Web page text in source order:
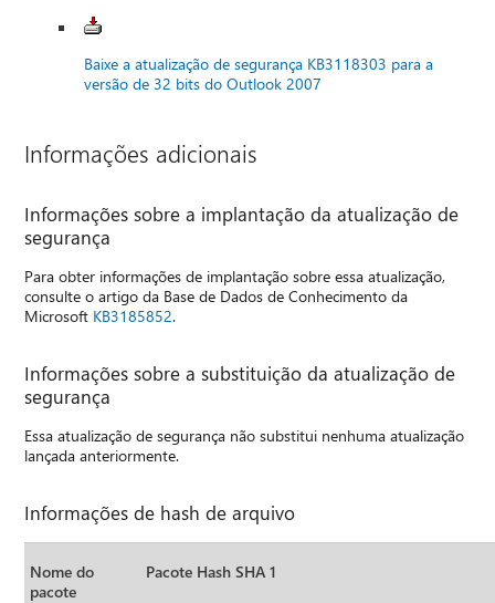
Baixe a atualização de segurança KB3118303 para a
versão de 32 bits do Outlook 2007
Informações adicionais
Informações sobre a implantação da atualização de
segurança
Para obter informações de implantação sobre essa atualização,
consulte o artigo da Base de Dados de Conhecimento da
Microsoft KB3185852.
Informações sobre a substituição da atualização de
segurança
Essa atualização de segurança não substitui nenhuma atualização
lançada anteriormente.
Informações de hash de arquivo
Nome do
pacote
Pacote Hash SHA 1